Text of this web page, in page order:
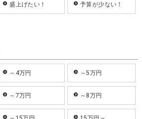
盛上げたい！ 予算が少ない！
～4万円 ～5万円
～7万円 ～8万円